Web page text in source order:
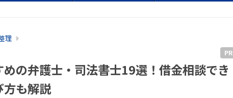
理
PR
の弁護士・司法書士19選！借金相談でき
方も解説